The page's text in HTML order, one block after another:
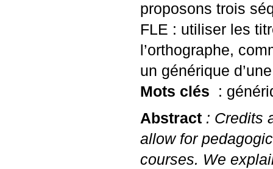
proposons trois
FLE : utiliser les
l’orthographe,
un générique
Mots clés
:
Abstract : Credits
allow for
courses. We